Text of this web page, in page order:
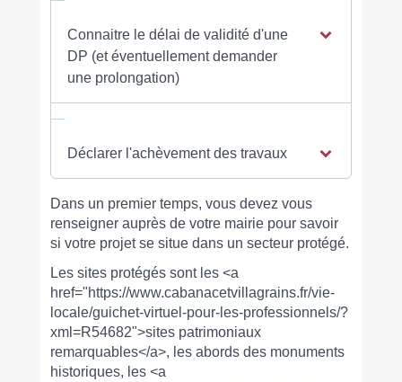
Connaitre le délai de validité d'une
DP (et éventuellement demander
une prolongation)
Déclarer l'achèvement des travaux
Dans un premier temps, vous devez vous
renseigner auprès de votre mairie pour savoir
si votre projet se situe dans un secteur protégé.
Les sites protégés sont les <a
href="https://www.cabanacetvillagrains.fr/vie-
locale/guichet-virtuel-pour-les-professionnels/?
xml=R54682">sites patrimoniaux
remarquables</a>, les abords des monuments
historiques, les <a